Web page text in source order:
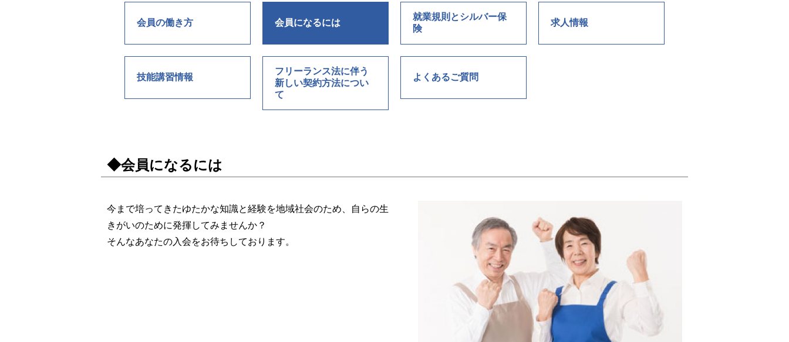
会員の働き方 会員になるには
就業規則とシルバー保
険
求人情報
技能講習情報
フリーランス法に伴う
新しい契約方法につい
て
よくあるご質問
◆会員になるには
今まで培ってきたゆたかな知識と経験を地域社会のため、自らの生
きがいのために発揮してみませんか？
そんなあなたの入会をお待ちしております。